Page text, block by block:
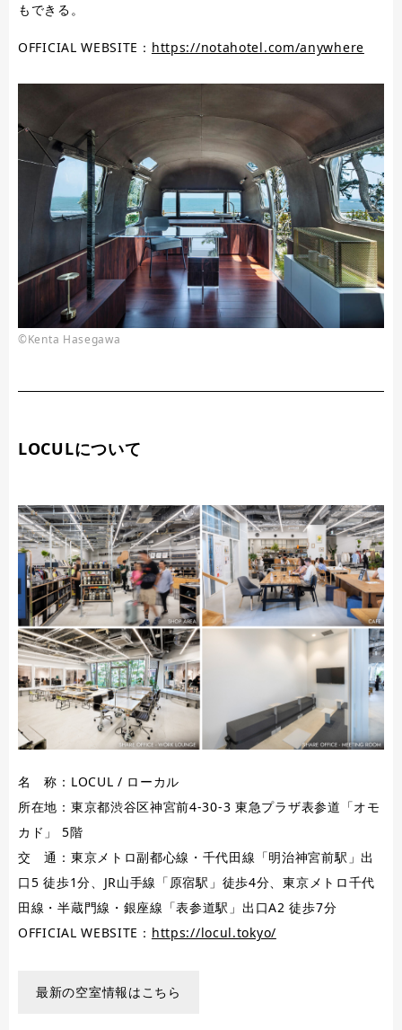
©Kenta Hasegawa
もできる。
OFFICIAL WEBSITE： https://notahotel.com/anywhere
LOCULについて
名 称：LOCUL / ローカル
所在地：東京都渋谷区神宮前4-30-3 東急プラザ表参道「オモ
カド」 5階
交 通：東京メトロ副都心線・千代田線「明治神宮前駅」出
口5 徒歩1分、JR山手線「原宿駅」徒歩4分、東京メトロ千代
田線・半蔵門線・銀座線「表参道駅」出口A2 徒歩7分
OFFICIAL WEBSITE： https://locul.tokyo/
最新の空室情報はこちら